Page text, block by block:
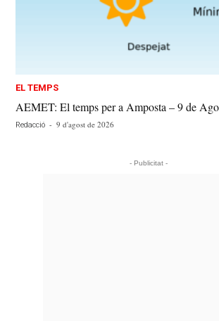
EL TEMPS
AEMET: El temps per a Amposta – 9 de
Redacció - 9 d'agost de 2026
- Publicitat -